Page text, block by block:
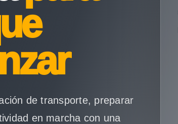
de transporte, preparar
en marcha con una